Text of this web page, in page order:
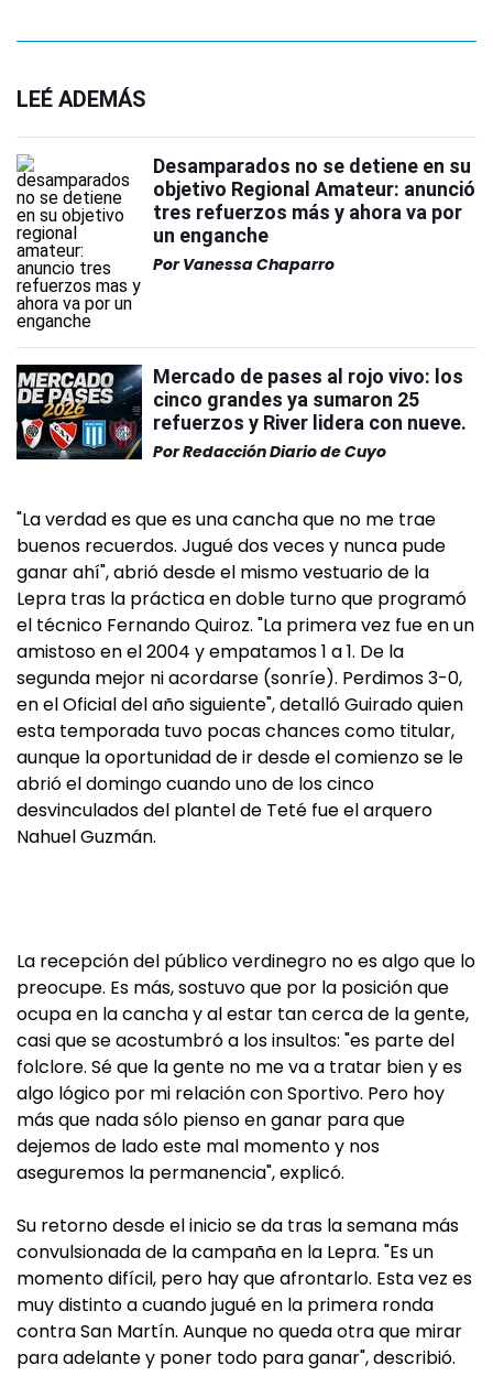
LEÉ ADEMÁS
Desamparados no se detiene en su
objetivo Regional Amateur: anunció
tres refuerzos más y ahora va por
un enganche
Por Vanessa Chaparro
Mercado de pases al rojo vivo: los
cinco grandes ya sumaron 25
refuerzos y River lidera con nueve.
PorRedacción Diario de Cuyo
"La verdad es que es una cancha que no me trae
buenos recuerdos. Jugué dos veces y nunca pude
ganar ahí", abrió desde el mismo vestuario de la
Lepra tras la práctica en doble turno que programó
el técnico Fernando Quiroz. "La primera vez fue en un
amistoso en el 2004 y empatamos 1 a 1. De la
segunda mejor ni acordarse (sonríe). Perdimos 3-0,
en el Oficial del año siguiente", detalló Guirado quien
esta temporada tuvo pocas chances como titular,
aunque la oportunidad de ir desde el comienzo se le
abrió el domingo cuando uno de los cinco
desvinculados del plantel de Teté fue el arquero
Nahuel Guzmán.
La recepción del público verdinegro no es algo que lo
preocupe. Es más, sostuvo que por la posición que
ocupa en la cancha y al estar tan cerca de la gente,
casi que se acostumbró a los insultos: "es parte del
folclore. Sé que la gente no me va a tratar bien y es
algo lógico por mi relación con Sportivo. Pero hoy
más que nada sólo pienso en ganar para que
dejemos de lado este mal momento y nos
aseguremos la permanencia", explicó.
Su retorno desde el inicio se da tras la semana más
convulsionada de la campaña en la Lepra. "Es un
momento difícil, pero hay que afrontarlo. Esta vez es
muy distinto a cuando jugué en la primera ronda
contra San Martín. Aunque no queda otra que mirar
para adelante y poner todo para ganar", describió.